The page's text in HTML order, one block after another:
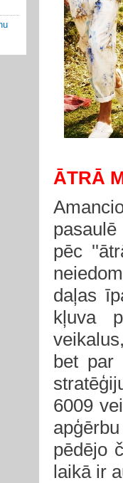
ĀTRĀ
pēc
daļas
kļuva
bet par
6009
pēdējo
laikā ir